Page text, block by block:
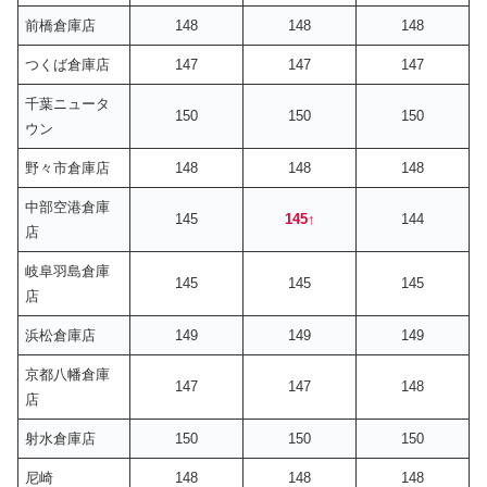
前橋倉庫店 148 148 148
つくば倉庫店 147 147 147
千葉ニュータ
ウン
150 150 150
野々市倉庫店 148 148 148
中部空港倉庫
店
145 145↑ 144
岐阜羽島倉庫
店
145 145 145
浜松倉庫店 149 149 149
京都八幡倉庫
店
147 147 148
射水倉庫店 150 150 150
尼崎 148 148 148